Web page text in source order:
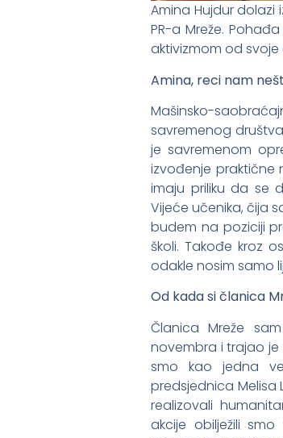
Amina Hujdur
PR-a Mreže.
aktivizmom od
Amina, reci nam
Mašinsko-
savremenog
je savremenom
izvođenje praktične
imaju priliku da se
Vijeće učenika, čija
budem na poziciji
školi. Takođe kroz
odakle nosim samo
Od kada si članica
Članica Mreže
novembra i trajao je
smo kao jedna
predsjednica Melisa
realizovali
akcije obilježili smo